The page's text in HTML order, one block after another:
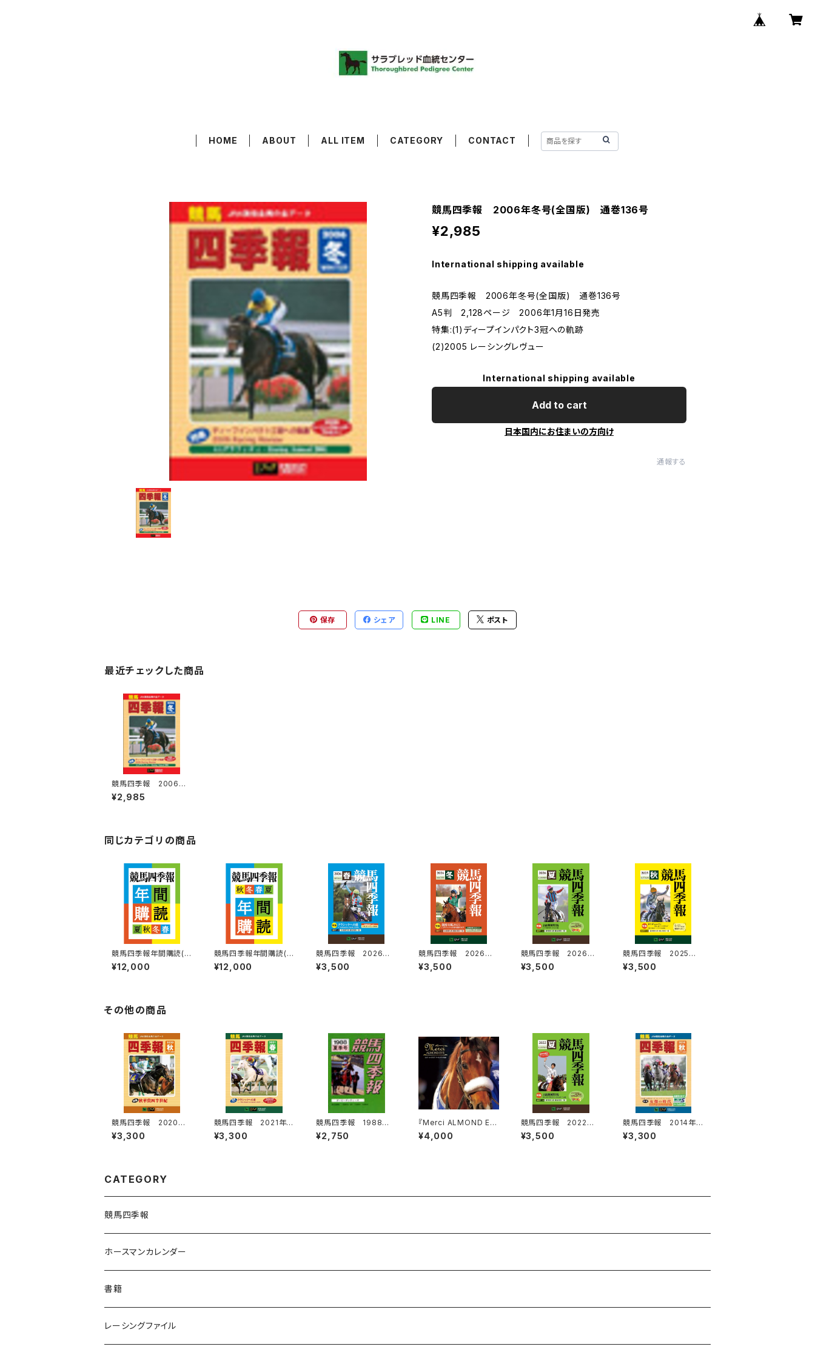
HOME ABOUT ALL ITEM CATEGORY CONTACT
競馬四季報 2006年冬号(全国版) 通巻136号
¥2,985
International shipping available
競馬四季報 2006年冬号(全国版) 通巻136号
A5判 2,128ページ 2006年1月16日発売
特集:(1)ディープインパクト3冠への軌跡
(2)2005 レーシングレヴュー
International shipping available
Add to cart
日本国内にお住まいの方向け
通報する
保存 シェア LINE ポスト
最近チェックした商品
競馬四季報 2006年
冬号(全国版) 通巻13
6号
¥2,985
同じカテゴリの商品
競馬四季報年間購読(2
026年夏号～2027年
春号)
¥12,000
競馬四季報年間購読(2
026年秋号～2027年
夏号)
¥12,000
競馬四季報 2026年
春号(全国版) 通巻21
7号
¥3,500
競馬四季報 2026年
冬号(全国版) 通巻21
6号
¥3,500
競馬四季報 2026年
夏号(全国版) 通巻21
8号
¥3,500
競馬四季報 2025年
秋号(全国版) 通巻21
5号
¥3,500
その他の商品
競馬四季報 2020年
秋号(全国版) 通巻19
5号
¥3,300
競馬四季報 2021年春
号(全国版) 通巻197
号
¥3,300
競馬四季報 1988年
夏号(関東版) 通巻66
号
¥2,750
『Merci ALMOND EY
E』
¥4,000
競馬四季報 2022年
夏号(全国版) 通巻20
2号
¥3,500
競馬四季報 2014年
秋号(全国版) 通巻171
号
¥3,300
CATEGORY
競馬四季報
ホースマンカレンダー
書籍
レーシングファイル